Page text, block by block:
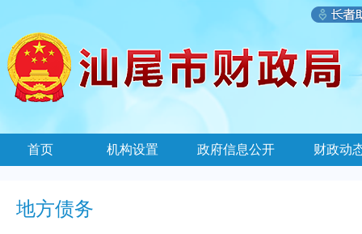
首页 机构设置 政府信息公开 财政动
地方债务